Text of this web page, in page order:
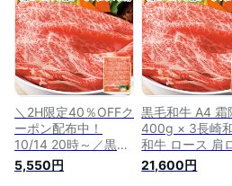
肉 赤身 すき焼き す
き焼き用肉 すきやき
肉 すき焼肉 長崎県
産 赤身肉 ヘルシー
ギフト 牛肉
きやき肉 すき
お祝い ギフト
物 贈答用 送料
リブロース サ
ン クリスマス
ゼント
＼2H限定40％OFFク
ーポン配布中！
10/14 20時～／黒毛
和牛 A4 霜降り
300g 長崎和牛 和牛
5,550円
黒毛和牛 A4 霜
400g × 3長崎
和牛 ロース 肩
ス すき焼き用
しゃぶしゃぶ用
21,600円